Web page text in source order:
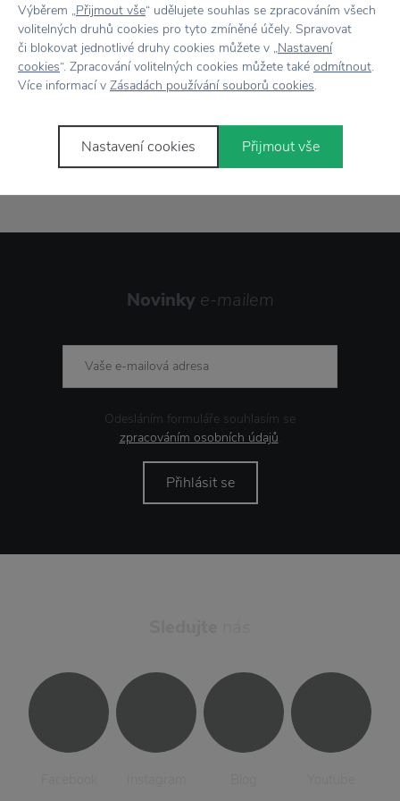
Vše skladem,odesíláme ihned
Doprava zdarmanad 2 000 Kč
Vrácení zbožído 30 dnů
7500+ produktůna výběr
Showroomve Zlíně
Novinky e-mailem
Odesláním formuláře souhlasím se
zpracováním osobních údajů.
Přihlásit se
Výběrem „Přijmout vše“ udělujete souhlas se zpracováním všech
volitelných druhů cookies pro tyto zmíněné účely. Spravovat
či blokovat jednotlivé druhy cookies můžete v „Nastavení
cookies“. Zpracování volitelných cookies můžete také odmítnout.
Více informací v Zásadách používání souborů cookies.
Nastavení cookies Přijmout vše